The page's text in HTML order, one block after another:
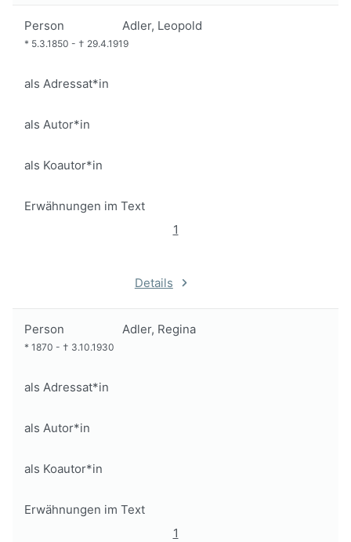
Person Adler, Leopold
* 5.3.1850 - † 29.4.1919
als Adressat*in
als Autor*in
als Koautor*in
Erwähnungen im Text
1
Details
Person Adler, Regina
* 1870 - † 3.10.1930
als Adressat*in
als Autor*in
als Koautor*in
Erwähnungen im Text
1